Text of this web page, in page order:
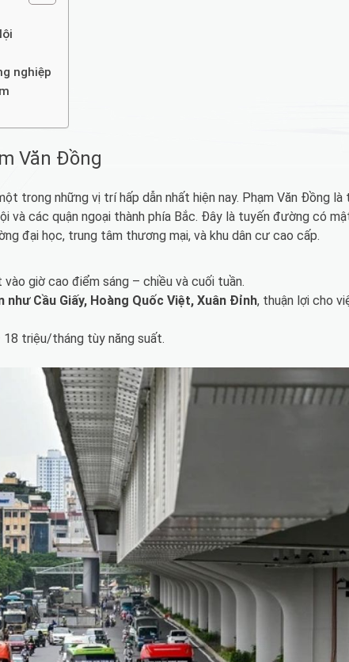
nghiệp
Văn Đồng
trong những vị trí hấp dẫn nhất hiện nay. Phạm Văn Đồng là
và các quận ngoại thành phía Bắc. Đây là tuyến đường có
đại học, trung tâm thương mại, và khu dân cư cao cấp.
giờ cao điểm sáng – chiều và cuối tuần.
Cầu Giấy, Hoàng Quốc Việt, Xuân Đỉnh, thuận lợi cho
triệu/tháng tùy năng suất.